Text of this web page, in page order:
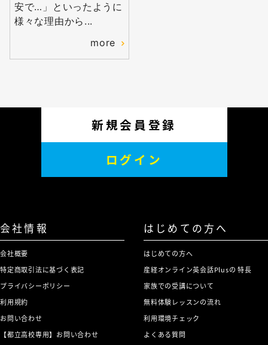
安で…」といったように
様々な理由から...
more
新規会員登録
ログイン
会社情報
会社概要
特定商取引法に基づく表記
プライバシーポリシー
利用規約
お問い合わせ
【都立高校専用】お問い合わせ
はじめての方へ
はじめての方へ
産経オンライン英会話Plusの 特長
家族での受講について
無料体験レッスンの流れ
利用環境チェック
よくある質問